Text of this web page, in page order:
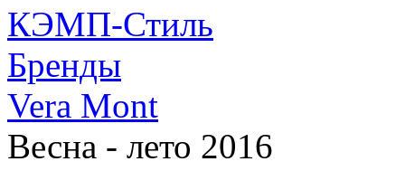
КЭМП-Стиль
Бренды
Vera Mont
Весна - лето 2016